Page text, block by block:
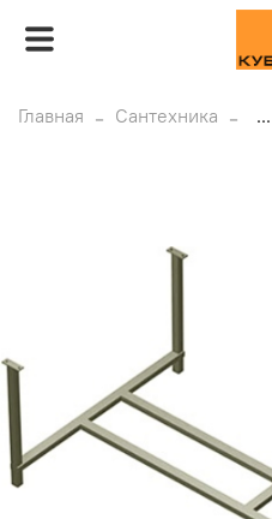
Главная Сантехника ...